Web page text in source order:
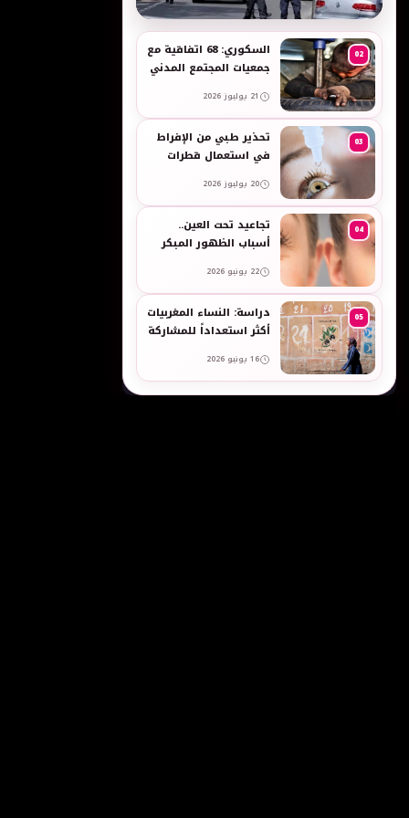
به
02
السكوري: 68 اتفاقية مع
جمعيات المجتمع المدني
والنساء في العمل
21 يوليوز 2026
03
تحذير طبي من الإفراط
في استعمال قطرات
المضيقة للأوعية
20 يوليوز 2026
04
تجاعيد تحت العين..
أسباب الظهور المبكر
بالبشرة الحساسة -
taroudant press
22 يونيو 2026
05
دراسة: النساء المغربيات
أكثر استعداداً للمشاركة
بالرجال
16 يونيو 2026